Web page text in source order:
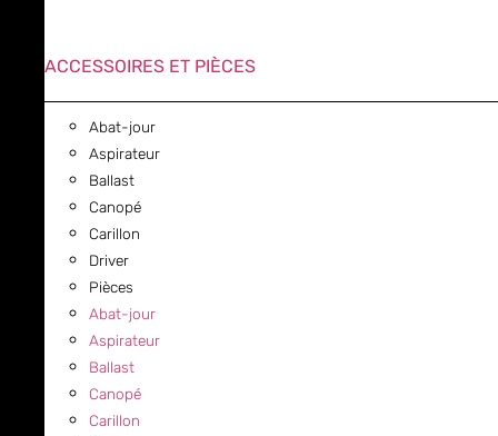
ACCESSOIRES ET PIÈCES
Abat-jour
Aspirateur
Ballast
Canopé
Carillon
Driver
Pièces
Abat-jour
Aspirateur
Ballast
Canopé
Carillon